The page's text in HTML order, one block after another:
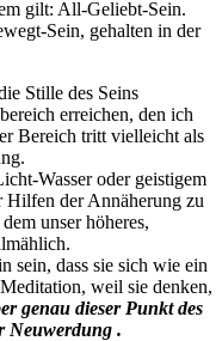
gilt: All-Geliebt-Sein.
Sein, gehalten in der
Stille des Seins
erreichen, den ich
Bereich tritt vielleicht als
Wasser oder geistigem
Hilfen der Annäherung zu
unser höheres,
sein, dass sie sich wie ein
weil sie denken,
genau dieser Punkt des
Neuwerdung .